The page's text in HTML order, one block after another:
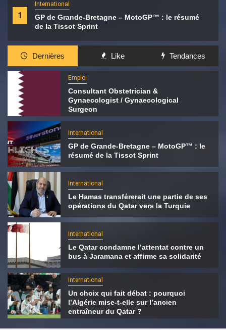
1
International
GP de Grande-Bretagne – MotoGP™ : le résumé
de la Tissot Sprint
Dernières Like Tendances
Emploi
Consultant Obstetrician &
Gynaecologist / Gynaecological
Surgeon
International
GP de Grande-Bretagne – MotoGP™ : le
résumé de la Tissot Sprint
International
Le Hamas transférerait une partie de ses
opérations du Qatar vers la Turquie
International
Le Qatar condamne l’attentat contre un
bus à Jaramana et affirme sa solidarité
International
Un choix qui fait débat : pourquoi
l’Algérie mise-t-elle sur l’ancien
entraîneur du Qatar ?